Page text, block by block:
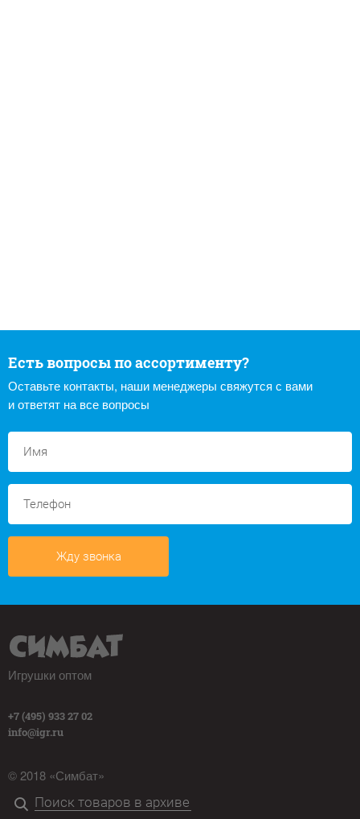
Есть вопросы по ассортименту?
Оставьте контакты, наши менеджеры свяжутся с вами
и ответят на все вопросы
Жду звонка
Игрушки оптом
+7 (495) 933 27 02
info@igr.ru
© 2018 «Симбат»